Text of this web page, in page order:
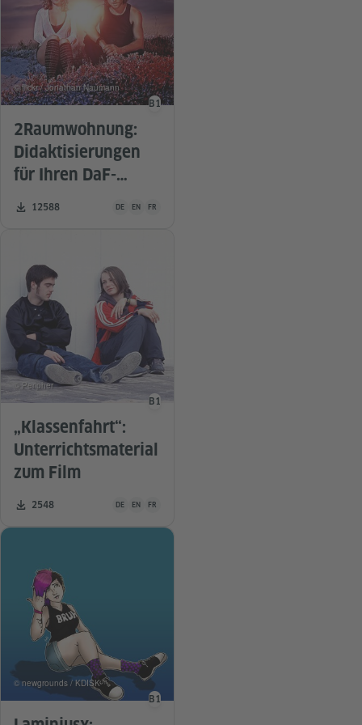
2Raumwohnung:
Didaktisierungen
für Ihren DaF-
Unterricht
Zahl der Downloads:
12588 Unterrichtsmaterial ist in folgenden Sprachen verfügbar
DE EN FR
© flickr / Jonathan Naumann
Sprachniveau
B1
„Klassenfahrt“:
Unterrichtsmaterial
zum Film
Zahl der Downloads:
2548 Unterrichtsmaterial ist in folgenden Sprachen verfügbar
DE EN FR
© Peripher
Sprachniveau
B1
© newgrounds / KDISK
Sprachniveau
B1